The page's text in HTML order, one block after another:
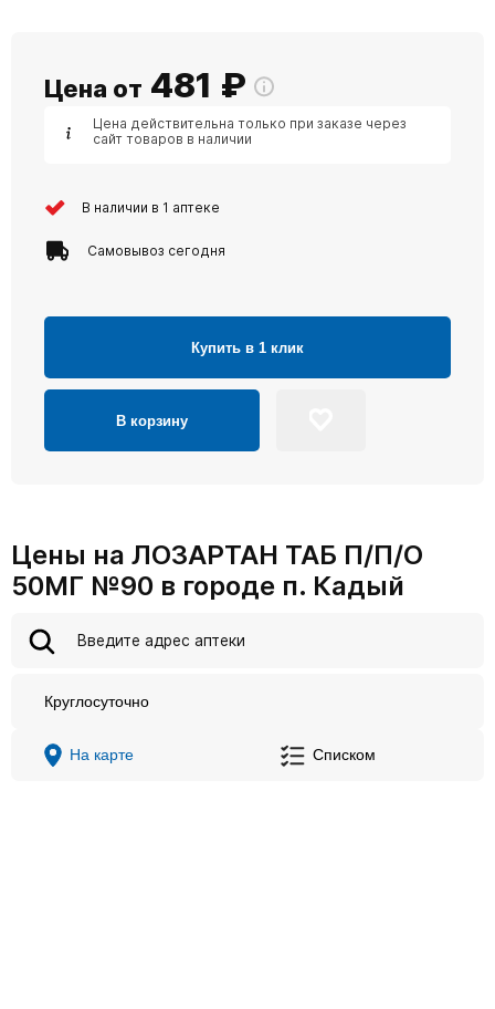
Цена от 481 ₽
Цена действительна только при заказе через
сайт товаров в наличии
В наличии в 1 аптеке
Самовывоз сегодня
Купить в 1 клик
В корзину
Цены на ЛОЗАРТАН ТАБ П/П/О
50МГ №90 в городе п. Кадый
Круглосуточно
На карте Списком